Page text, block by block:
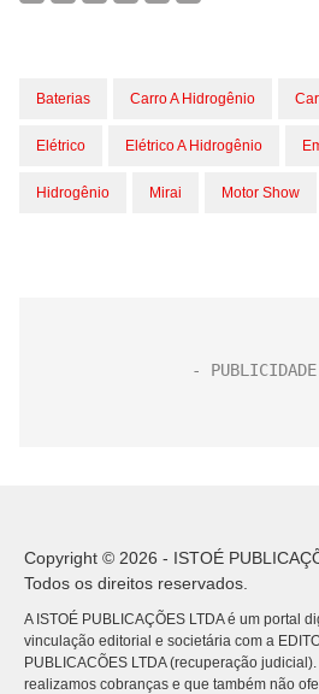
Baterias Carro A Hidrogênio
Elétrico Elétrico A Hidrogênio
Hidrogênio Mirai Motor Show
Copyright © 2026 - ISTOÉ
Todos os direitos reservados.
A ISTOÉ PUBLICAÇÕES LTDA é um portal
vinculação editorial e societária com a
PUBLICACÕES LTDA (recuperação
realizamos cobranças e que também não